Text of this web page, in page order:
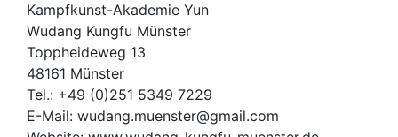
Kampfkunst-Akademie Yun
Wudang Kungfu Münster
Toppheideweg 13
48161 Münster
Tel.: +49 (0)251 5349 7229
E-Mail: wudang.muenster@gmail.com